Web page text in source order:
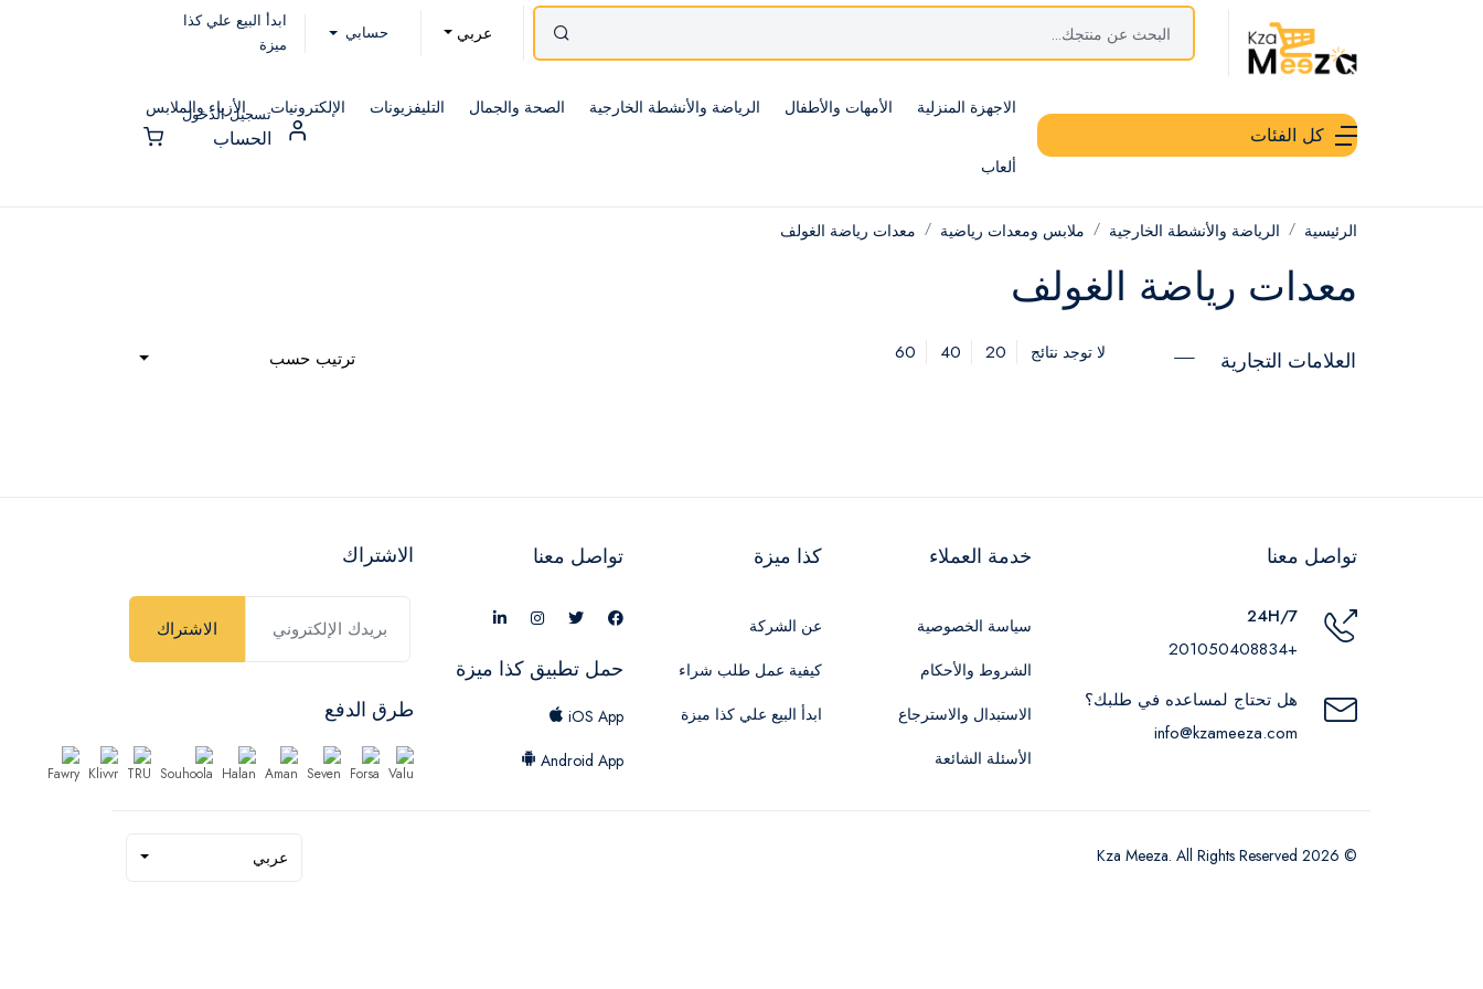
عربي حسابي
ابدأ البيع علي كذا
ميزة
كل الفئات
الاجهزة المنزلية الأمهات والأطفال الرياضة والأنشطة الخارجية الصحة والجمال التليفزيونات الإلكترونيات الأزياء والملابس
ألعاب
تسجيل الدخول
الحساب
الرئيسية الرياضة والأنشطة الخارجية ملابس ومعدات رياضية معدات رياضة الغولف
معدات رياضة الغولف
العلامات التجارية لا توجد نتائج 20
40
60 ترتيب حسب
تواصل معنا
24H/7
+201050408834
هل تحتاج لمساعده في طلبك؟
info@kzameeza.com
خدمة العملاء
سياسة الخصوصية
الشروط والأحكام
الاستبدال والاسترجاع
الأسئلة الشائعة
كذا ميزة
عن الشركة
كيفية عمل طلب شراء
ابدأ البيع علي كذا ميزة
تواصل معنا
حمل تطبيق كذا ميزة
iOS App
Android App
الاشتراك
الاشتراك
طرق الدفع
© 2026 Kza Meeza. All Rights Reserved عربي